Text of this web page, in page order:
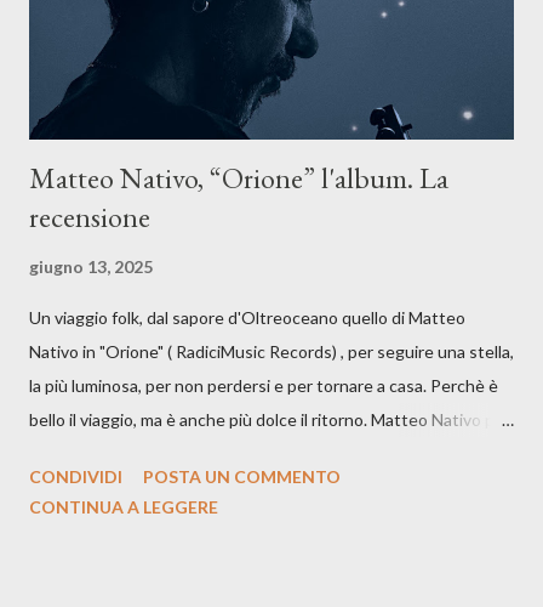
artistico con una composizi...
Matteo Nativo, “Orione” l'album. La
recensione
giugno 13, 2025
Un viaggio folk, dal sapore d'Oltreoceano quello di Matteo
Nativo in "Orione" ( RadiciMusic Records) , per seguire una stella,
la più luminosa, per non perdersi e per tornare a casa. Perchè è
bello il viaggio, ma è anche più dolce il ritorno. Matteo Nativo per
indubbiamente matura e consapevole oltre che con ottimi
CONDIVIDI
POSTA UN COMMENTO
CONTINUA A LEGGERE